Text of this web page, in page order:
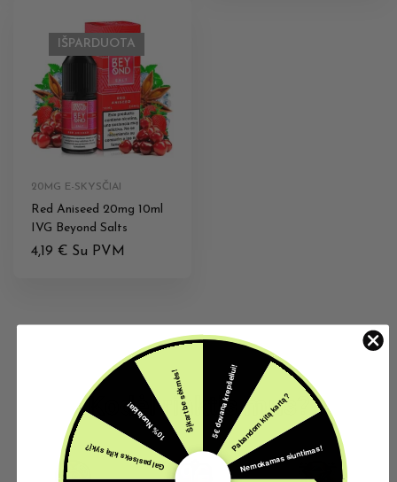
IŠPARDUOTA
20MG E-SKYSČIAI
Red Aniseed 20mg 10ml
IVG Beyond Salts
4,19 € Su PVM
Kodėl rinktis mus?
5€ dovana krepšeliui!Pabandom kitą kartą?
Nemokamas siuntimas!
Gal pasiseks kitą sykį?
10% Nuolaida!Šįkart be sėkmės!